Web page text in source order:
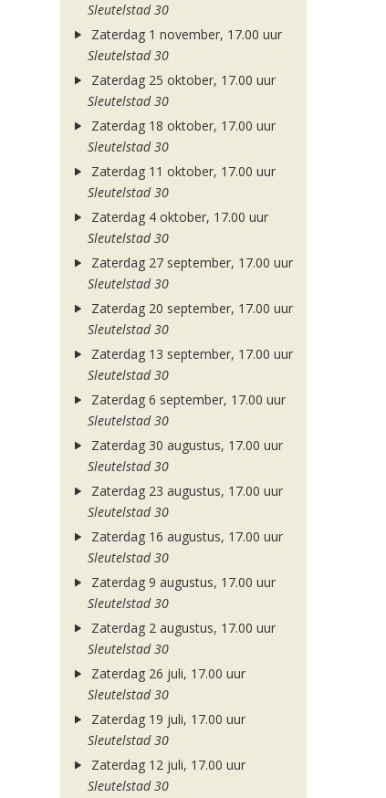
Sleutelstad 30
Zaterdag 1 november, 17.00 uur
Sleutelstad 30
Zaterdag 25 oktober, 17.00 uur
Sleutelstad 30
Zaterdag 18 oktober, 17.00 uur
Sleutelstad 30
Zaterdag 11 oktober, 17.00 uur
Sleutelstad 30
Zaterdag 4 oktober, 17.00 uur
Sleutelstad 30
Zaterdag 27 september, 17.00 uur
Sleutelstad 30
Zaterdag 20 september, 17.00 uur
Sleutelstad 30
Zaterdag 13 september, 17.00 uur
Sleutelstad 30
Zaterdag 6 september, 17.00 uur
Sleutelstad 30
Zaterdag 30 augustus, 17.00 uur
Sleutelstad 30
Zaterdag 23 augustus, 17.00 uur
Sleutelstad 30
Zaterdag 16 augustus, 17.00 uur
Sleutelstad 30
Zaterdag 9 augustus, 17.00 uur
Sleutelstad 30
Zaterdag 2 augustus, 17.00 uur
Sleutelstad 30
Zaterdag 26 juli, 17.00 uur
Sleutelstad 30
Zaterdag 19 juli, 17.00 uur
Sleutelstad 30
Zaterdag 12 juli, 17.00 uur
Sleutelstad 30